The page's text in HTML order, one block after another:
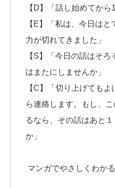
【D】「話し始めてから
【E】「私は、今日は
力が切れてきました」
【S】「今日の話はそ
はまたにしませんか」
【C】「切り上げても
ら連絡します。もし、
るなら、その話はあと
か」
マンガでやさしくわか